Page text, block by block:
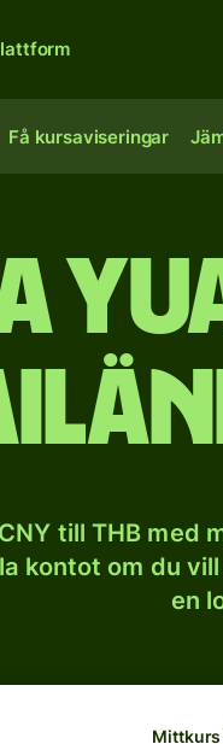
Få kursaviseringar
till THB med
kontot om du
en